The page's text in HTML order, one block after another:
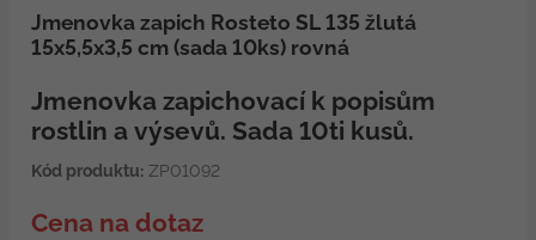
Jmenovka zapich Rosteto SL 135 žlutá
15x5,5x3,5 cm (sada 10ks) rovná
Jmenovka zapichovací k popisům
rostlin a výsevů. Sada 10ti kusů.
Kód produktu:ZP01092
Cena na dotaz